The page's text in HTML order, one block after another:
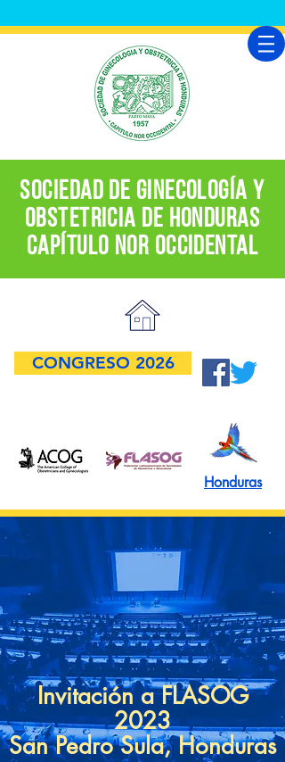
SOCIEDAD DE GINECOLOGÍA Y
OBSTETRICIA DE HONDURAS
CapÍtulo nor Occidental
CONGRESO 2026
Honduras
Invitación a FLASOG
2023
San Pedro Sula, Honduras